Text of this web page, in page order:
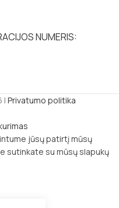
NUMERIS:
| Privatumo politika
jūsų patirtį mūsų
sutinkate su mūsų slapukų